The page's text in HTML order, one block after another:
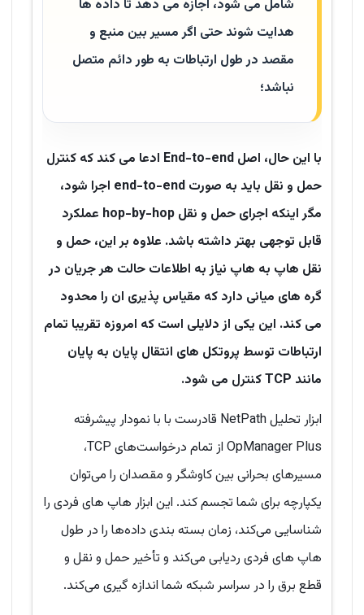
شامل می شود، اجازه می دهد تا داده ها
هدایت شوند حتی اگر مسیر بین منبع و
مقصد در طول ارتباطات به طور دائم متصل
نباشد؛
با این حال، اصل End-to-end ادعا می کند که کنترل
حمل و نقل باید به صورت end-to-end اجرا شود،
مگر اینکه اجرای حمل و نقل hop-by-hop عملکرد
قابل توجهی بهتر داشته باشد. علاوه بر این، حمل و
نقل هاپ به هاپ نیاز به اطلاعات حالت هر جریان در
گره های میانی دارد که مقیاس پذیری ان را محدود
می کند. این یکی از دلایلی است که امروزه تقریبا تمام
ارتباطات توسط پروتکل های انتقال پایان به پایان
مانند TCP کنترل می شود.
ابزار تحلیل NetPath قادرست با با نمودار پیشرفته
OpManager Plus از تمام درخواست‌های TCP،
مسیرهای بحرانی بین کاوشگر و مقصدان را می‌توان
یکپارچه برای شما تجسم کند. این ابزار هاپ های فردی را
شناسایی می‌کند، زمان بسته بندی داده‌ها را در طول
هاپ های فردی ردیابی می‌کند و تأخیر حمل و نقل و
قطع برق را در سراسر شبکه شما اندازه گیری می‌کند.